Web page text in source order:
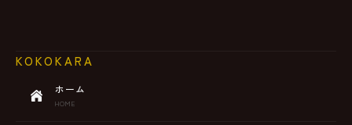
KOKOKARA
ホーム
HOME